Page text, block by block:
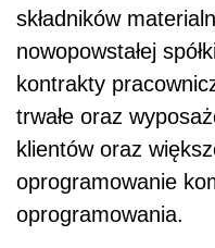
składników
nowopowstałej
kontrakty
trwałe oraz
klientów oraz
oprogramowanie
oprogramowania.